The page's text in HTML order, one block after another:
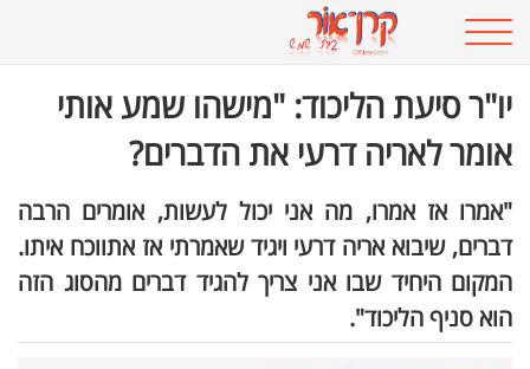
יו"ר סיעת הליכוד: "מישהו שמע אותי
אומר לאריה דרעי את הדברים?
"אמרו אז אמרו, מה אני יכול לעשות, אומרים הרבה
דברים, שיבוא אריה דרעי ויגיד שאמרתי אז אתווכח איתו.
המקום היחיד שבו אני צריך להגיד דברים מהסוג הזה
הוא סניף הליכוד".